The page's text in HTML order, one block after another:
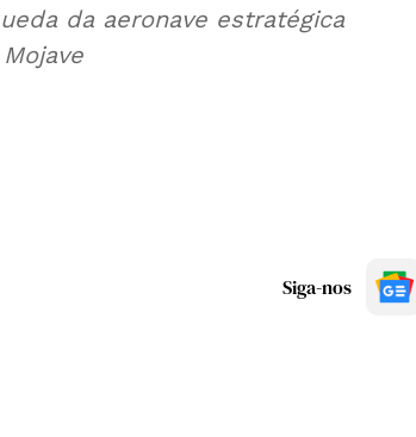
da aeronave estratégica
Siga-nos